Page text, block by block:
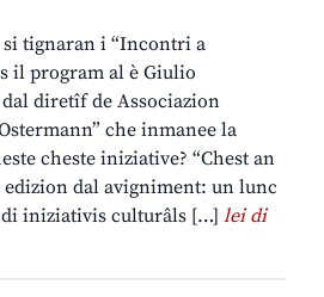
si tignaran i “Incontri a
il program al è Giulio
diretîf de Associazion
che inmanee la
cheste iniziative? “Chest an
edizion dal avigniment: un lunc
iniziativis culturâls […] lei di